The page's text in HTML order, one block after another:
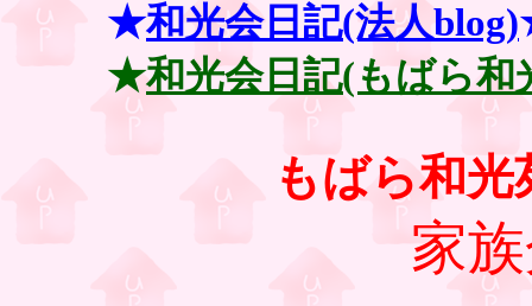
★和光会日記(法人blog)
★和光会日記(もばら和
もばら和光
家